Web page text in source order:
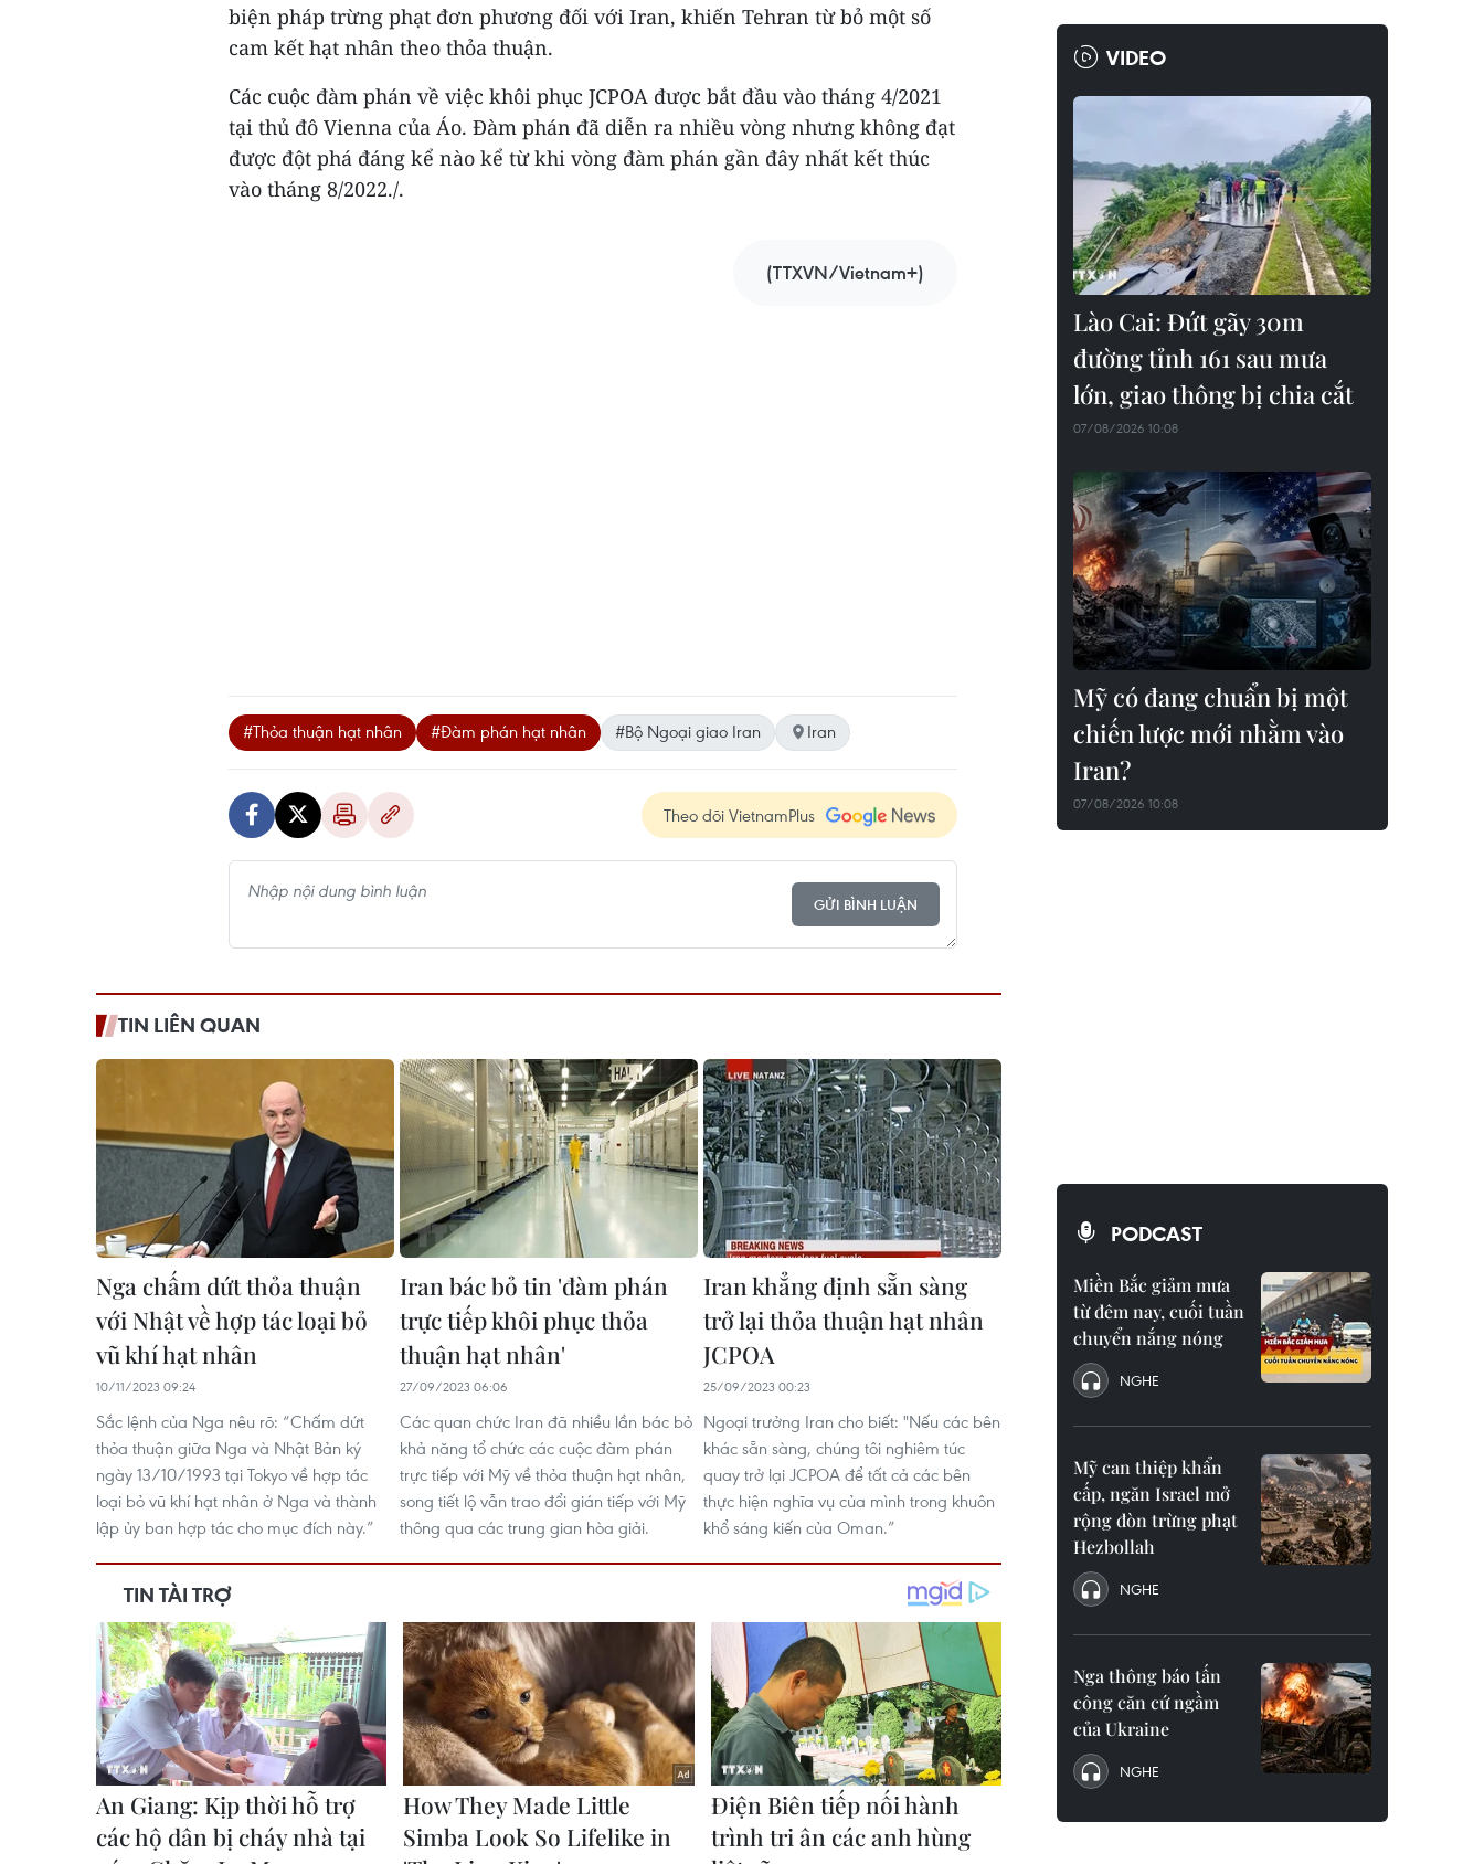
biện pháp trừng phạt đơn phương đối với Iran, khiến Tehran từ bỏ một số
cam kết hạt nhân theo thỏa thuận.
Các cuộc đàm phán về việc khôi phục JCPOA được bắt đầu vào tháng 4/2021
tại thủ đô Vienna của Áo. Đàm phán đã diễn ra nhiều vòng nhưng không đạt
được đột phá đáng kể nào kể từ khi vòng đàm phán gần đây nhất kết thúc
vào tháng 8/2022./.
(TTXVN/Vietnam+)
#Thỏa thuận hạt nhân #Đàm phán hạt nhân #Bộ Ngoại giao Iran Iran
Theo dõi VietnamPlus
GỬI BÌNH LUẬN
TIN LIÊN QUAN
Nga chấm dứt thỏa thuận
với Nhật về hợp tác loại bỏ
vũ khí hạt nhân
10/11/2023 09:24
Sắc lệnh của Nga nêu rõ: “Chấm dứt
thỏa thuận giữa Nga và Nhật Bản ký
ngày 13/10/1993 tại Tokyo về hợp tác
loại bỏ vũ khí hạt nhân ở Nga và thành
lập ủy ban hợp tác cho mục đích này.”
Iran bác bỏ tin 'đàm phán
trực tiếp khôi phục thỏa
thuận hạt nhân'
27/09/2023 06:06
Các quan chức Iran đã nhiều lần bác bỏ
khả năng tổ chức các cuộc đàm phán
trực tiếp với Mỹ về thỏa thuận hạt nhân,
song tiết lộ vẫn trao đổi gián tiếp với Mỹ
thông qua các trung gian hòa giải.
Iran khẳng định sẵn sàng
trở lại thỏa thuận hạt nhân
JCPOA
25/09/2023 00:23
Ngoại trưởng Iran cho biết: "Nếu các bên
khác sẵn sàng, chúng tôi nghiêm túc
quay trở lại JCPOA để tất cả các bên
thực hiện nghĩa vụ của mình trong khuôn
khổ sáng kiến của Oman.”
VIDEO
Lào Cai: Đứt gãy 30m
đường tỉnh 161 sau mưa
lớn, giao thông bị chia cắt
07/08/2026 10:08
Mỹ có đang chuẩn bị một
chiến lược mới nhằm vào
Iran?
07/08/2026 10:08
PODCAST
Miền Bắc giảm mưa
từ đêm nay, cuối tuần
chuyển nắng nóng
NGHE
Mỹ can thiệp khẩn
cấp, ngăn Israel mở
rộng đòn trừng phạt
Hezbollah
NGHE
Nga thông báo tấn
công căn cứ ngầm
của Ukraine
NGHE